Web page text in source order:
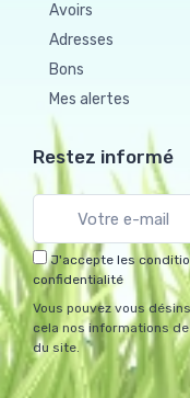
Avoirs
Adresses
Bons
Mes alertes
Restez informé
J'accepte les
confidentialité
Vous pouvez vous
cela nos informations
du site.